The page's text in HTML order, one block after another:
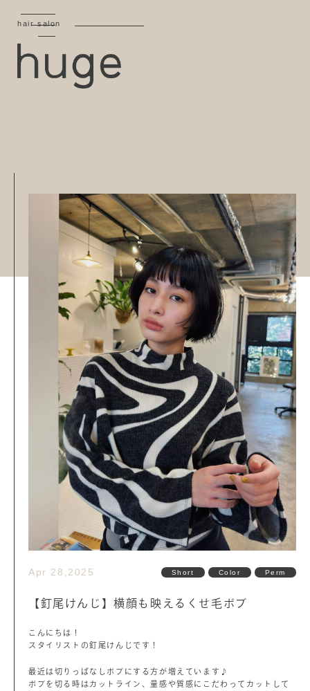
hair salon
Apr 28,2025 Short Color Perm
【釘尾けんじ】横顔も映えるくせ毛ボブ
こんにちは！
スタイリストの釘尾けんじです！
最近は切りっぱなしボブにする方が増えています♪
ボブを切る時はカットライン、量感や質感にこだわってカットして